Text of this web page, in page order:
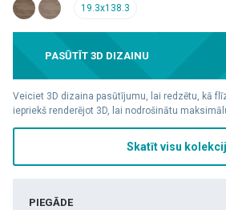
19.3x138.3
PASŪTĪT 3D DIZAINU
Veiciet 3D dizaina pasūtījumu, lai redzētu, kā
iepriekš renderējot 3D, lai nodrošinātu
Skatīt visu
PIEGĀDE